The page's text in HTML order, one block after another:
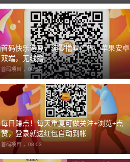
首码快乐速算，纯零撸看广告，苹果安卓
双端，无线撸
首码项目 ， 08-05
每日赚点！每天重复可做关注+浏览+点
赞，登录就送红包自动到帐
首码项目 ， 08-03